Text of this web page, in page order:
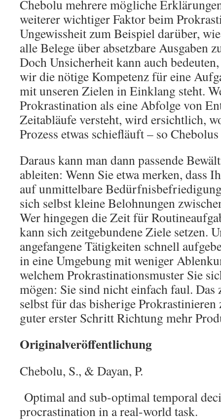
Chebolu mehrere mögliche
weiterer wichtiger Faktor beim
Ungewissheit zum Beispiel darüber,
alle Belege über absetzbare Ausgaben
Doch Unsicherheit kann auch
wir die nötige Kompetenz für eine
mit unseren Zielen in Einklang steht.
Prokrastination als eine Abfolge von
Zeitabläufe versteht, wird ersichtlich,
Prozess etwas schiefläuft – so
Daraus kann man dann passende
ableiten: Wenn Sie etwa merken, dass
auf unmittelbare
sich selbst kleine Belohnungen
Wer hingegen die Zeit für
kann sich zeitgebundene Ziele setzen.
angefangene Tätigkeiten schnell
in eine Umgebung mit weniger
welchem Prokrastinationsmuster Sie
mögen: Sie sind nicht einfach faul. Das
selbst für das bisherige Prokrastinieren
guter erster Schritt Richtung mehr
Originalveröffentlichung
Chebolu, S., & Dayan, P.
Optimal and sub-optimal temporal
procrastination in a real-world task.